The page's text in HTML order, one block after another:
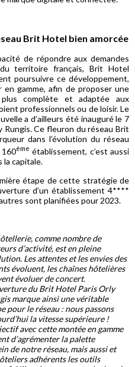
Brit Hotel bien amorcée
de répondre aux demandes
du territoire français, Brit Hotel
poursuivre ce développement,
gamme, afin de proposer une
complète et adaptée aux
professionnels ou de loisir. Le
a d’ailleurs été inauguré le 7
Ce fleuron du réseau Brit
dans l’évolution du réseau
160ème établissement, c’est aussi
la capitale.
étape de cette stratégie de
d’un établissement 4****
sont planifiées pour 2023.
comme nombre de
d’activité, est en pleine
Les attentes et les envies des
évoluent, les chaînes hôtelières
évoluer de concert.
du Brit Hotel Paris Orly
marque ainsi une véritable
pour le réseau : nous passons
la vitesse supérieure !
avec cette montée en gamme
d’agrémenter la palette
de notre réseau, mais aussi et
adhérents les outils